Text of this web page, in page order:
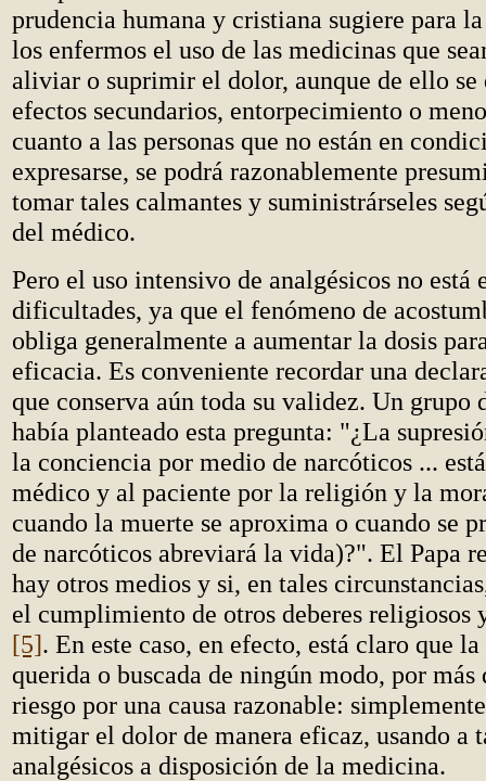
prudencia humana y cristiana sugiere para
los enfermos el uso de las medicinas que
aliviar o suprimir el dolor, aunque de ello se
efectos secundarios, entorpecimiento o
cuanto a las personas que no están en
expresarse, se podrá razonablemente
tomar tales calmantes y suministrárseles
del médico.
Pero el uso intensivo de analgésicos no está
dificultades, ya que el fenómeno de
obliga generalmente a aumentar la dosis
eficacia. Es conveniente recordar una
que conserva aún toda su validez. Un grupo
había planteado esta pregunta: "¿La
la conciencia por medio de narcóticos ...
médico y al paciente por la religión y la
cuando la muerte se aproxima o cuando se
de narcóticos abreviará la vida)?". El Papa
hay otros medios y si, en tales
el cumplimiento de otros deberes religiosos
[5]. En este caso, en efecto, está claro que
querida o buscada de ningún modo, por más
riesgo por una causa razonable:
mitigar el dolor de manera eficaz, usando a
analgésicos a disposición de la medicina.